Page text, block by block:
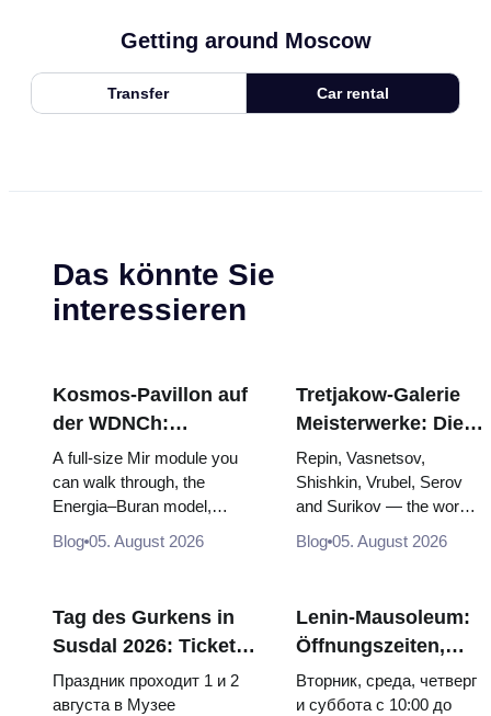
Getting around Moscow
Transfer Car rental
Das könnte Sie
interessieren
Kosmos-Pavillon auf
der WDNCh:
Russlands größte
Raumfahrtausstellung
von innen
A full-size Mir module you
can walk through, the
Energia–Buran model,
and 120 pieces of flight...
Blog 05. August 2026
Tretjakow-Galerie
Meisterwerke: Die
Gemälde, wegen
derer sich die Reise
lohnt
Repin, Vasnetsov,
Shishkin, Vrubel, Serov
and Surikov — the works
they hang, and why
Blog 05. August 2026
Tag des Gurkens in
Susdal 2026: Tickets,
Termine und wie man
von Moskau aus
Праздник проходит 1 и 2
августа в Музее
Lenin-Mausoleum:
Öffnungszeiten,
Eintritt und die
Hauptverwechslung
Вторник, среда, четверг
и суббота с 10:00 до